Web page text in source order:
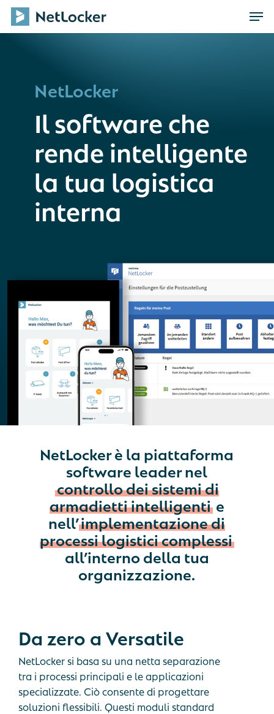
Skip
main
NetLocker
Il software che
rende intelligente
la tua logistica
interna
NetLocker è la piattaforma
software leader nel
controllo dei sistemi di
armadietti intelligentie
nell’implementazione di
processi logistici complessi
all’interno della tua
organizzazione.
Da zero a Versatile
NetLocker si basa su una netta separazione
tra i processi principali e le applicazioni
specializzate. Ciò consente di progettare
soluzioni flessibili. Questi moduli standard